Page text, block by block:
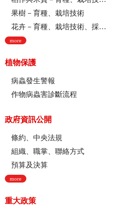
果樹－育種、栽培技術
花卉－育種、栽培技術、採後技術、組織培養、園藝療育、產業推廣
more
植物保護
病蟲發生警報
作物病蟲害診斷流程
政府資訊公開
條約、中央法規
組織、職掌、聯絡方式
預算及決算
more
重大政策